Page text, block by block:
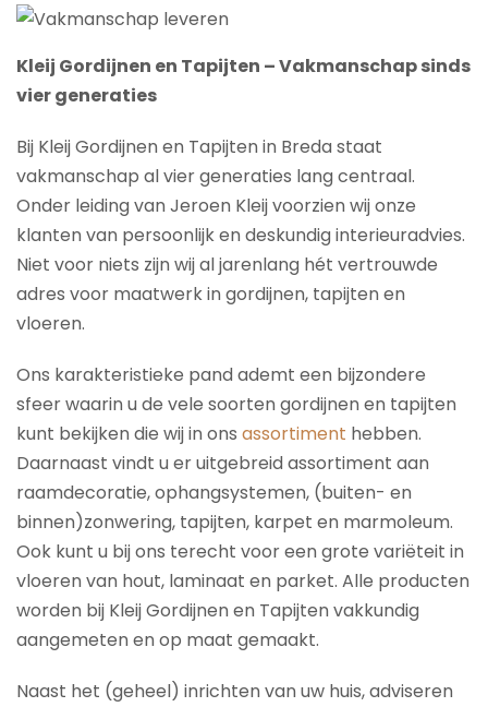
Kleij Gordijnen en Tapijten – Vakmanschap sinds
vier generaties
Bij Kleij Gordijnen en Tapijten in Breda staat
vakmanschap al vier generaties lang centraal.
Onder leiding van Jeroen Kleij voorzien wij onze
klanten van persoonlijk en deskundig interieuradvies.
Niet voor niets zijn wij al jarenlang hét vertrouwde
adres voor maatwerk in gordijnen, tapijten en
vloeren.
Ons karakteristieke pand ademt een bijzondere
sfeer waarin u de vele soorten gordijnen en tapijten
kunt bekijken die wij in ons assortiment hebben.
Daarnaast vindt u er uitgebreid assortiment aan
raamdecoratie, ophangsystemen, (buiten- en
binnen)zonwering, tapijten, karpet en marmoleum.
Ook kunt u bij ons terecht voor een grote variëteit in
vloeren van hout, laminaat en parket. Alle producten
worden bij Kleij Gordijnen en Tapijten vakkundig
aangemeten en op maat gemaakt.
Naast het (geheel) inrichten van uw huis, adviseren